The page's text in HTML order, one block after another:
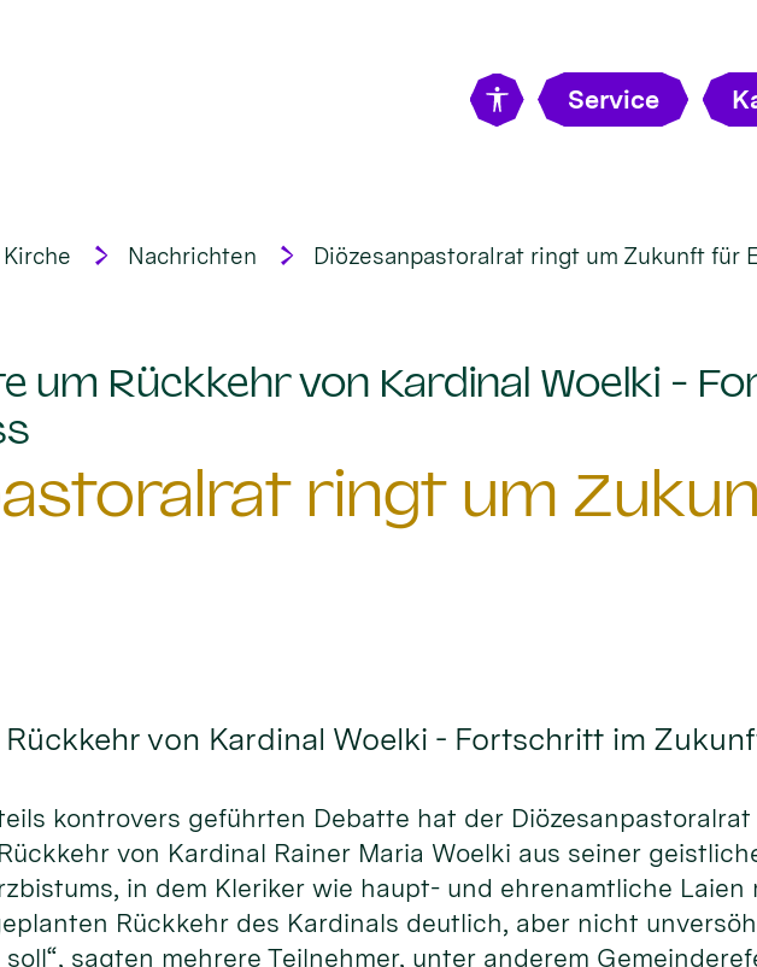
Service
Nachrichten Diözesanpastoralrat ringt um Zukunft für
um Rückkehr von Kardinal Woelki -
ringt um
von Kardinal Woelki - Fortschritt im
kontrovers geführten Debatte hat der
von Kardinal Rainer Maria Woelki aus seiner
in dem Kleriker wie haupt- und ehrenamtliche
Rückkehr des Kardinals deutlich, aber nicht
sagten mehrere Teilnehmer, unter anderem